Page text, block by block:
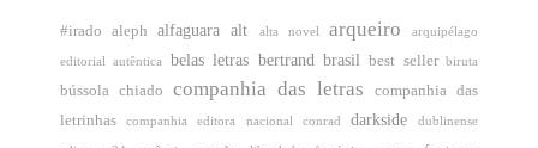
#irado aleph alfaguara alt alta novel arqueiro arquipélago
editorial autêntica belas letras bertrand brasil best seller biruta
bússola chiado companhia das letras
companhia das
letrinhas
companhia editora nacional conrad darkside dublinense